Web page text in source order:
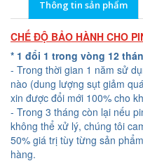
Thông tin sản phẩm
CHẾ ĐỘ BẢO HÀNH CHO
* 1 đổi 1 trong vòng 12
- Trong thời gian 1 năm sử
nào (dung lượng sụt giảm
xin được đổi mới 100% cho
- Trong 3 tháng còn lại nếu
không thể xử lý, chúng tôi
50% giá trị tùy từng sản
hàng.